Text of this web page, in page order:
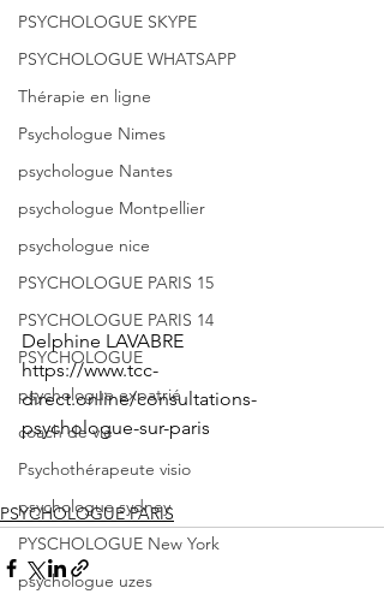
PSYCHOLOGUE SKYPE
PSYCHOLOGUE WHATSAPP
Thérapie en ligne
Psychologue Nimes
psychologue Nantes
psychologue Montpellier
psychologue nice
PSYCHOLOGUE PARIS 15
PSYCHOLOGUE PARIS 14
PSYCHOLOGUE
psychologue expatrié
coach de vie
Psychothérapeute visio
psychologue sydney
PYSCHOLOGUE New York
psychologue uzes
Delphine LAVABRE
https://www.tcc-
direct.online/consultations-
psychologue-sur-paris
PSYCHOLOGUE PARIS